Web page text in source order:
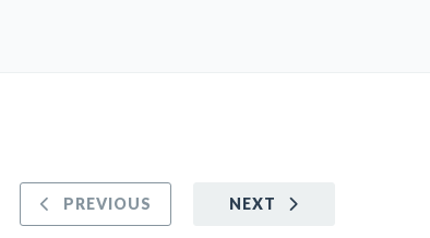
NEXT
PREVIOUS